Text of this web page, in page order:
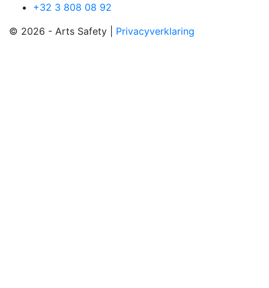
+32 3 808 08 92
© 2026 - Arts Safety | Privacyverklaring